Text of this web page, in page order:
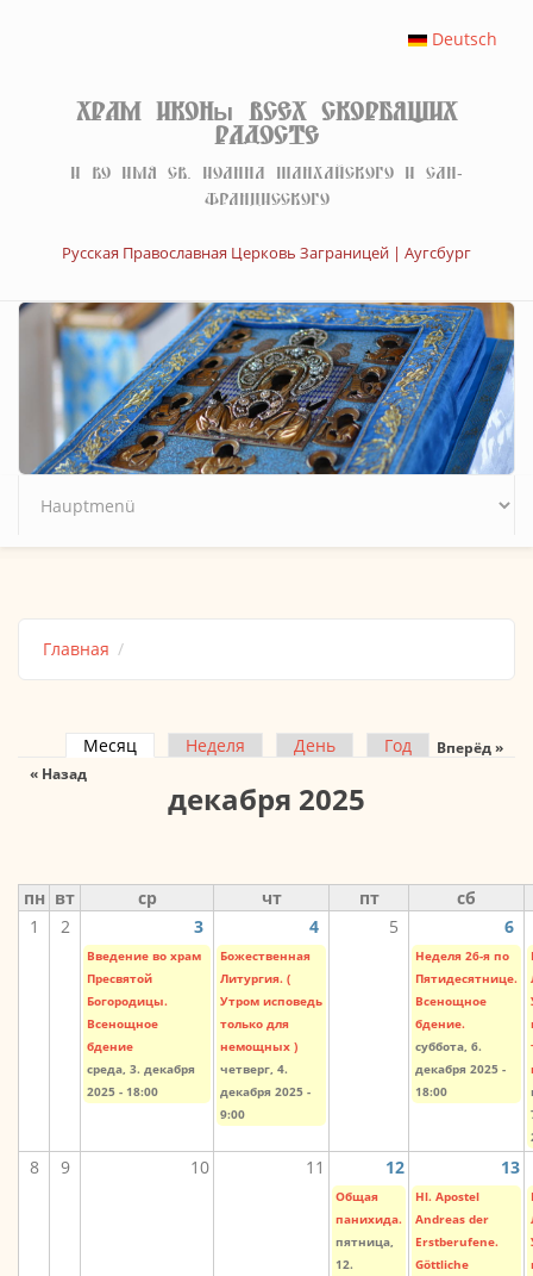
Deutsch
Храм иконы Всех скорбящих
Радосте
И во имя св. Иоанна Шанхайского и Сан-
Францисского
Русская Православная Церковь Заграницей | Аугсбург
Главная
Главные вкладки
Месяц (активная вкладка)
Неделя День Год
декабря 2025
« Назад
Вперёд »
пн вт ср чт пт
сб
1
2 3 4 5 6
Введение во храм
Пресвятой
Богородицы.
Всенощное
бдение
среда, 3. декабря
2025 - 18:00
Божественная
Литургия. (
Утром исповедь
только для
немощных )
четверг, 4.
декабря 2025 -
9:00
Неделя 26-я по
Пятидесятнице.
Всенощное
бдение.
суббота, 6.
декабря 2025 -
18:00
8 9 10 11 12 13
Общая
панихида.
пятница,
12.
Hl. Apostel
Andreas der
Erstberufene.
Göttliche